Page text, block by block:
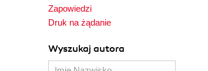
Zapowiedzi
Druk na żądanie
Wyszukaj autora